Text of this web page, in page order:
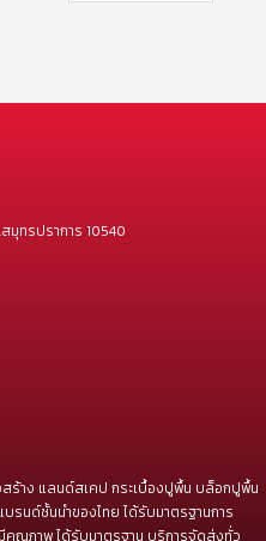
มุทรปราการ 10540
ร้าง แลนด์สเคป กระเบื้องปูพื้น บล็อกปูพื้น
นด์ชั้นนำของไทย ได้รับมาตรฐานการ
มีคุณภาพ ได้รับมาตรฐาน บริการจัดส่งทั่ว